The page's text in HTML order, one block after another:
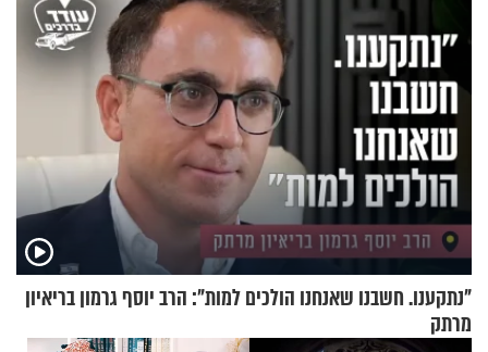
"נתקענו. חשבנו שאנחנו הולכים למות": הרב יוסף גרמון בריאיון
מרתק